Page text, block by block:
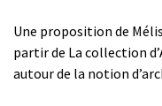
Une proposition de
partir de La collection
autour de la notion